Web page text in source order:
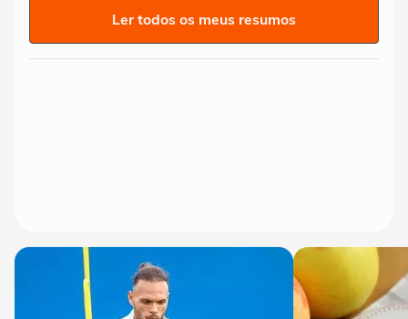
Ler todos os meus resumos